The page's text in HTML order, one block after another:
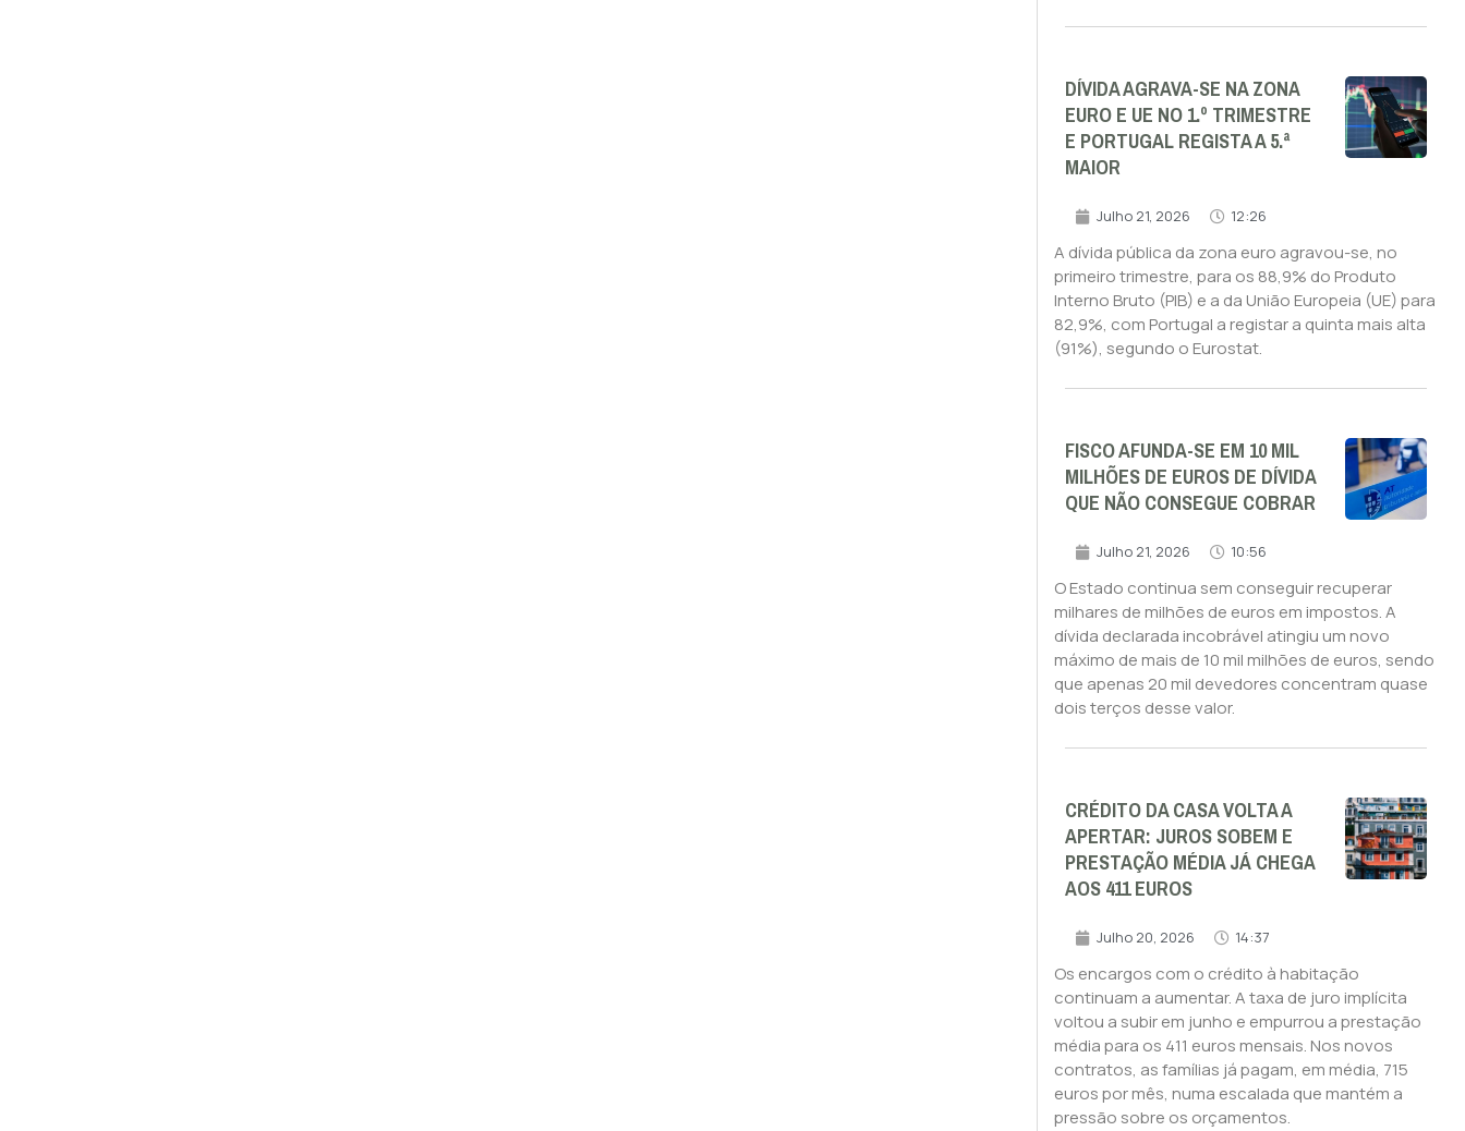
DÍVIDA AGRAVA-SE NA ZONA
EURO E UE NO 1.º TRIMESTRE
E PORTUGAL REGISTA A 5.ª
MAIOR
Julho 21, 2026 12:26
A dívida pública da zona euro agravou-se, no
primeiro trimestre, para os 88,9% do Produto
Interno Bruto (PIB) e a da União Europeia (UE) para
82,9%, com Portugal a registar a quinta mais alta
(91%), segundo o Eurostat.
FISCO AFUNDA-SE EM 10 MIL
MILHÕES DE EUROS DE DÍVIDA
QUE NÃO CONSEGUE COBRAR
Julho 21, 2026 10:56
O Estado continua sem conseguir recuperar
milhares de milhões de euros em impostos. A
dívida declarada incobrável atingiu um novo
máximo de mais de 10 mil milhões de euros, sendo
que apenas 20 mil devedores concentram quase
dois terços desse valor.
CRÉDITO DA CASA VOLTA A
APERTAR: JUROS SOBEM E
PRESTAÇÃO MÉDIA JÁ CHEGA
AOS 411 EUROS
Julho 20, 2026 14:37
Os encargos com o crédito à habitação
continuam a aumentar. A taxa de juro implícita
voltou a subir em junho e empurrou a prestação
média para os 411 euros mensais. Nos novos
contratos, as famílias já pagam, em média, 715
euros por mês, numa escalada que mantém a
pressão sobre os orçamentos.